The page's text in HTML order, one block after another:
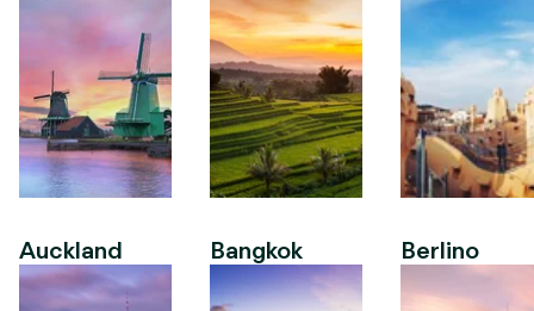
Auckland Bangkok Berlino